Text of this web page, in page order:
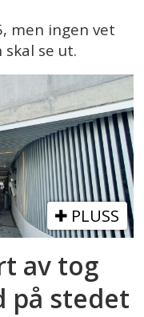
men ingen vet
se ut.
PLUSS
av tog
på stedet